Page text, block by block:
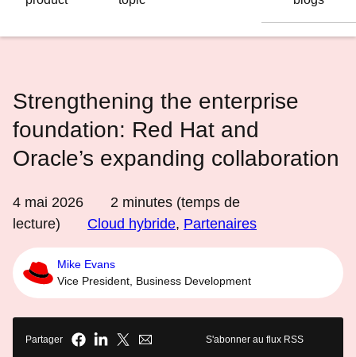
Strengthening the enterprise
foundation: Red Hat and
Oracle’s expanding collaboration
4 mai 2026 2 minutes (temps de
lecture)
Cloud hybride, Partenaires
Mike Evans
Vice President, Business Development
Partager S'abonner au flux RSS